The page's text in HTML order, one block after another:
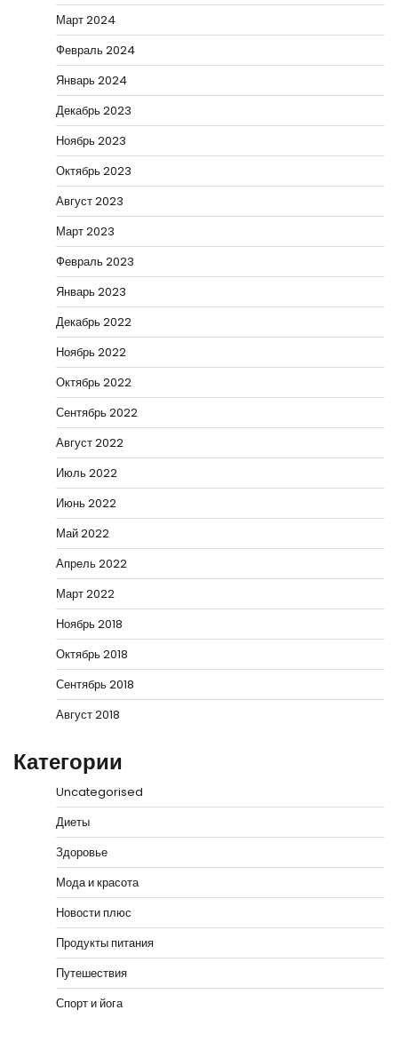
Март 2024
Февраль 2024
Январь 2024
Декабрь 2023
Ноябрь 2023
Октябрь 2023
Август 2023
Март 2023
Февраль 2023
Январь 2023
Декабрь 2022
Ноябрь 2022
Октябрь 2022
Сентябрь 2022
Август 2022
Июль 2022
Июнь 2022
Май 2022
Апрель 2022
Март 2022
Ноябрь 2018
Октябрь 2018
Сентябрь 2018
Август 2018
Категории
Uncategorised
Диеты
Здоровье
Мода и красота
Новости плюс
Продукты питания
Путешествия
Спорт и йога